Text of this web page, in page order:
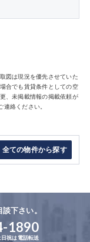
図は現況を優先させていた
合でも賃貸条件としての空
、未掲載情報の掲載依頼が
連絡ください。
全ての物件から探す
下さい。
1890
祝は電話転送